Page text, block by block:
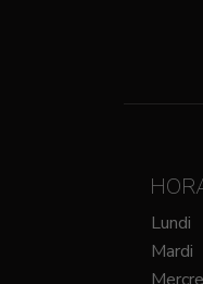
Lundi
Mardi